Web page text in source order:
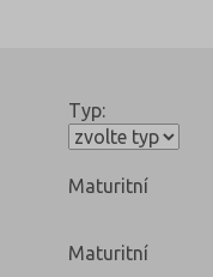
Typ:
Maturitní
Maturitní